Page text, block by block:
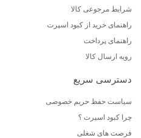
شرایط مرجوعی کالا
راهنمای خرید از کبود اسپرت
راهنمای پرداخت
رویه ارسال کالا
دسترسی سریع
سیاست حفظ حریم خصوصی
چرا کبود اسپرت ؟
فرصت های شغلی